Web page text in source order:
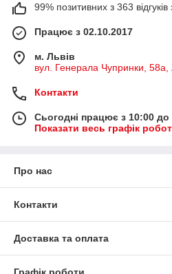
99% позитивних з 363 відгуків
Працює з 02.10.2017
м. Львів
вул. Генерала Чупринки, 58а,
Контакти
Сьогодні працює з 10:00 до
Показати весь графік
Про нас
Контакти
Доставка та оплата